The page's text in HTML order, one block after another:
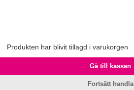
Produkten har blivit tillagd i varukorgen
Gå till kassan
Fortsätt handla